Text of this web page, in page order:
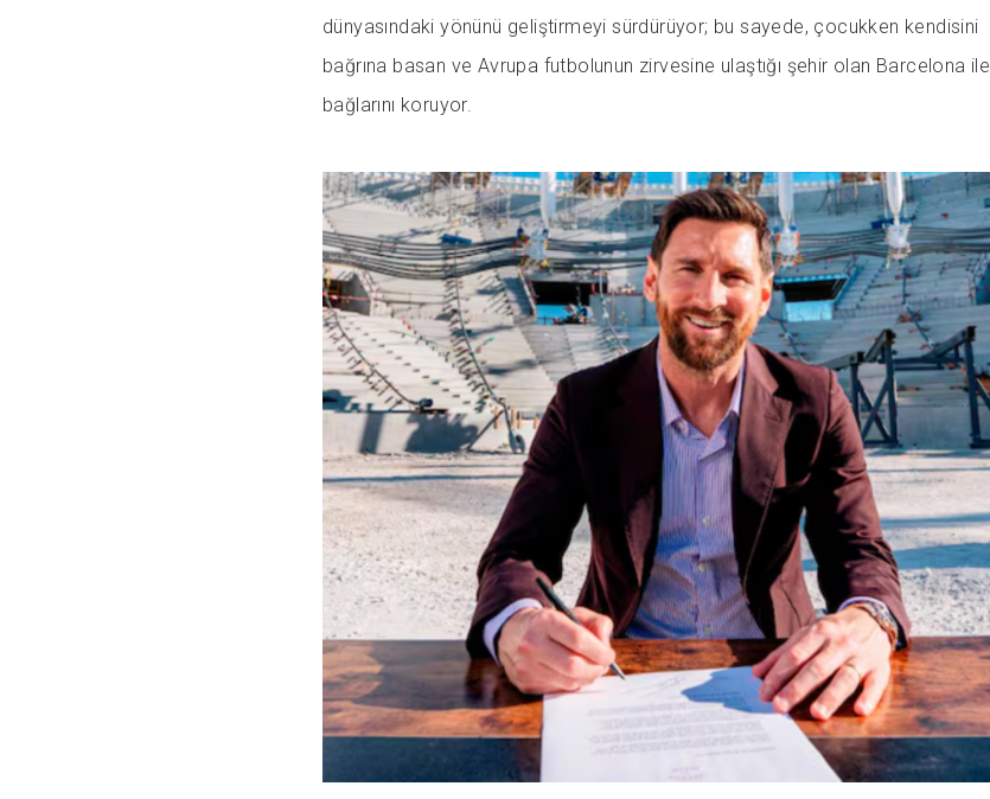
dünyasındaki yönünü geliştirmeyi sürdürüyor; bu sayede, çocukken kendisini
bağrına basan ve Avrupa futbolunun zirvesine ulaştığı şehir olan Barcelona ile
bağlarını koruyor.